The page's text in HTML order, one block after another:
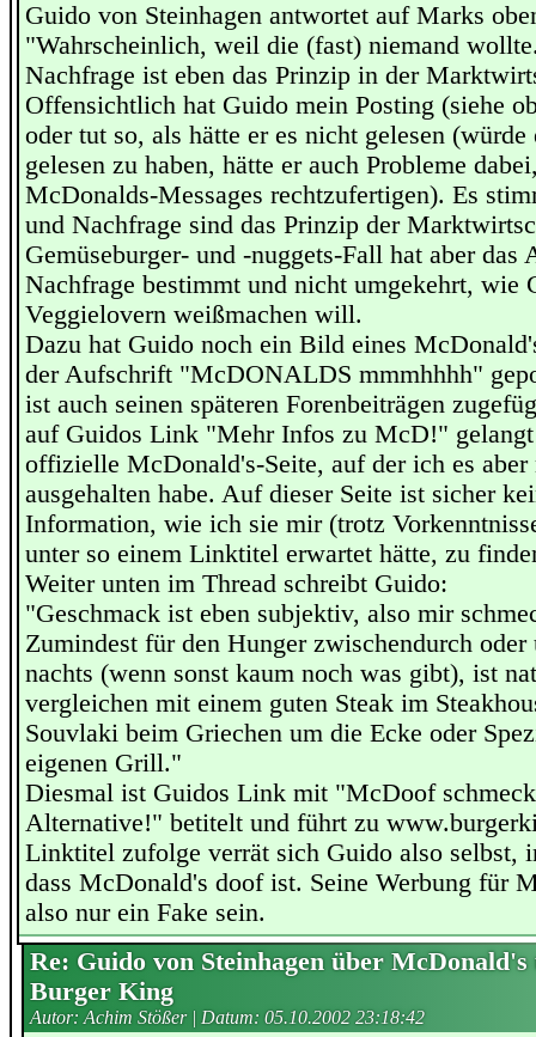
Guido von Steinhagen antwortet auf Marks
"Wahrscheinlich, weil die (fast) niemand
Nachfrage ist eben das Prinzip in der
Offensichtlich hat Guido mein Posting (siehe
oder tut so, als hätte er es nicht gelesen (würde
gelesen zu haben, hätte er auch Probleme
McDonalds-Messages rechtzufertigen). Es
und Nachfrage sind das Prinzip der
Gemüseburger- und -nuggets-Fall hat aber das
Nachfrage bestimmt und nicht umgekehrt, wie
Veggielovern weißmachen will.
Dazu hat Guido noch ein Bild eines
der Aufschrift "McDONALDS mmmhhhh"
ist auch seinen späteren Forenbeiträgen
auf Guidos Link "Mehr Infos zu McD!"
offizielle McDonald's-Seite, auf der ich es aber
ausgehalten habe. Auf dieser Seite ist sicher
Information, wie ich sie mir (trotz
unter so einem Linktitel erwartet hätte, zu
Weiter unten im Thread schreibt Guido:
"Geschmack ist eben subjektiv, also mir
Zumindest für den Hunger zwischendurch
nachts (wenn sonst kaum noch was gibt), ist
vergleichen mit einem guten Steak im
Souvlaki beim Griechen um die Ecke oder
eigenen Grill."
Diesmal ist Guidos Link mit "McDoof
Alternative!" betitelt und führt zu
Linktitel zufolge verrät sich Guido also selbst,
dass McDonald's doof ist. Seine Werbung für
also nur ein Fake sein.
Re: Guido von Steinhagen über McDonald's
Burger King
Autor: Achim Stößer | Datum: 05.10.2002 23:18:42